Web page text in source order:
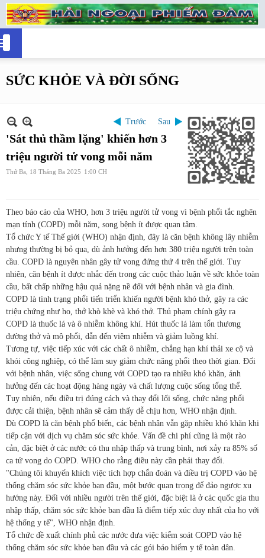
SỨC KHỎE VÀ ĐỜI SỐNG
Trước Sau
'Sát thủ thầm lặng' khiến hơn 3
triệu người tử vong mỗi năm
Thứ Ba, 18 Tháng Ba 2025 1:00 CH
Theo báo cáo của WHO, hơn 3 triệu người tử vong vì bệnh phổi tắc nghẽn
mạn tính (COPD) mỗi năm, song bệnh ít được quan tâm.
Tổ chức Y tế Thế giới (WHO) nhận định, đây là căn bệnh không lây nhiễm
nhưng thường bị bỏ qua, dù ảnh hưởng đến hơn 380 triệu người trên toàn
cầu. COPD là nguyên nhân gây tử vong đứng thứ 4 trên thế giới. Tuy
nhiên, căn bệnh ít được nhắc đến trong các cuộc thảo luận về sức khỏe toàn
cầu, bất chấp những hậu quả nặng nề đối với bệnh nhân và gia đình.
COPD là tình trạng phổi tiến triển khiến người bệnh khó thở, gây ra các
triệu chứng như ho, thở khò khè và khó thở. Thủ phạm chính gây ra
COPD là thuốc lá và ô nhiễm không khí. Hút thuốc lá làm tổn thương
đường thở và mô phổi, dẫn đến viêm nhiễm và giảm luồng khí.
Tương tự, việc tiếp xúc với các chất ô nhiễm, chẳng hạn khí thải xe cộ và
khói công nghiệp, có thể làm suy giảm chức năng phổi theo thời gian. Đối
với bệnh nhân, việc sống chung với COPD tạo ra nhiều khó khăn, ảnh
hưởng đến các hoạt động hàng ngày và chất lượng cuộc sống tổng thể.
Tuy nhiên, nếu điều trị đúng cách và thay đổi lối sống, chức năng phổi
được cải thiện, bệnh nhân sẽ cảm thấy dễ chịu hơn, WHO nhận định.
Dù COPD là căn bệnh phổ biến, các bệnh nhân vẫn gặp nhiều khó khăn khi
tiếp cận với dịch vụ chăm sóc sức khỏe. Vấn đề chi phí cũng là một rào
cản, đặc biệt ở các nước có thu nhập thấp và trung bình, nơi xảy ra 85% số
ca tử vong do COPD. WHO cho rằng điều này cần phải thay đổi.
"Chúng tôi khuyến khích việc tích hợp chẩn đoán và điều trị COPD vào hệ
thống chăm sóc sức khỏe ban đầu, một bước quan trọng để đảo ngược xu
hướng này. Đối với nhiều người trên thế giới, đặc biệt là ở các quốc gia thu
nhập thấp, chăm sóc sức khỏe ban đầu là điểm tiếp xúc duy nhất của họ với
hệ thống y tế", WHO nhận định.
Tổ chức đề xuất chính phủ các nước đưa việc kiểm soát COPD vào hệ
thống chăm sóc sức khỏe ban đầu và các gói bảo hiểm y tế toàn dân.